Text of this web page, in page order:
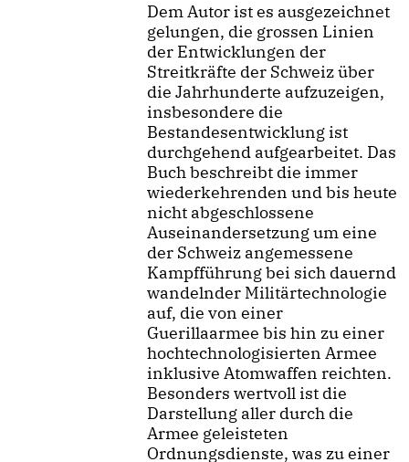
Dem Autor ist es ausgezeichnet
gelungen, die grossen Linien
der Entwicklungen der
Streitkräfte der Schweiz über
die Jahrhunderte aufzuzeigen,
insbesondere die
Bestandesentwicklung ist
durchgehend aufgearbeitet. Das
Buch beschreibt die immer
wiederkehrenden und bis heute
nicht abgeschlossene
Auseinandersetzung um eine
der Schweiz angemessene
Kampfführung bei sich dauernd
wandelnder Militärtechnologie
auf, die von einer
Guerillaarmee bis hin zu einer
hochtechnologisierten Armee
inklusive Atomwaffen reichten.
Besonders wertvoll ist die
Darstellung aller durch die
Armee geleisteten
Ordnungsdienste, was zu einer